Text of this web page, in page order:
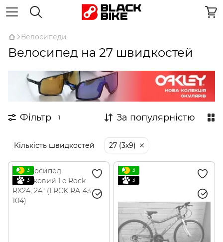
Велосипеди
Велосипед на 27 швидкостей
Фільтр 1 За популярністю
Кількість швидкостей 27 (3x9)
3
3
3
3